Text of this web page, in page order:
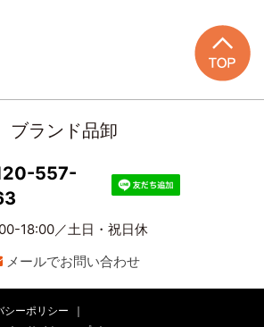
ブランド品卸
557-
18:00／土日・祝日休
メールでお問い合わせ
シーポリシー